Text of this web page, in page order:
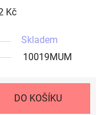
Kč
Skladem
10019MUM
DO KOŠÍKU